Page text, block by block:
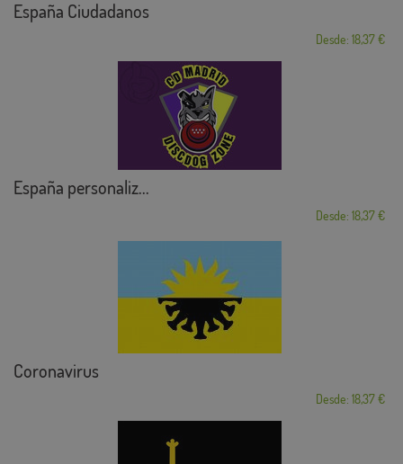
España Ciudadanos
Desde: 18,37 €
España personaliz...
Desde: 18,37 €
Coronavirus
Desde: 18,37 €